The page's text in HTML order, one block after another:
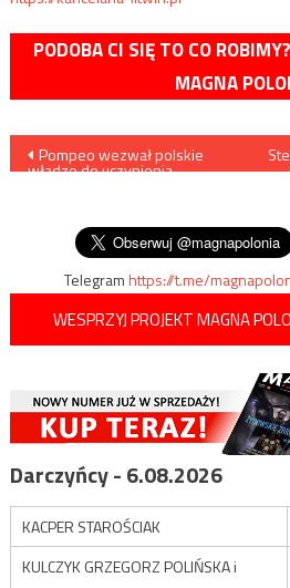
PODOBA CI SIĘ TO CO
MAGNA
Nawigacja
Pompeo wezwał polskie
władze do uczynienia
Telegramhttps://t.me/
WESPRZYJ PROJEKT MAGNA
Darczyńcy - 6.08.2026
KACPER STAROŚCIAK
KULCZYK GRZEGORZ POLIŃSKA i